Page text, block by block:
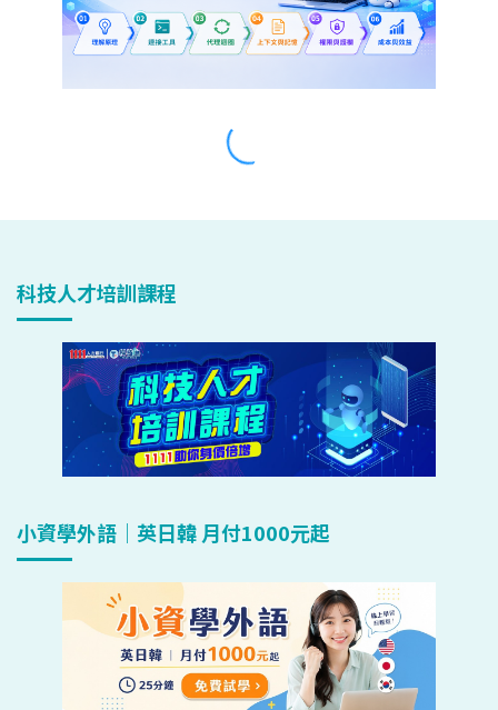
科技人才培訓課程
小資學外語｜英日韓 月付1000元起